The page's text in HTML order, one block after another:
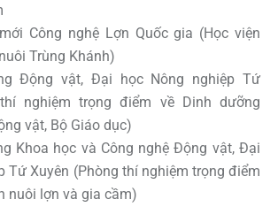
Công nghệ Lợn Quốc gia (Học viện
Trùng Khánh)
Động vật, Đại học Nông nghiệp Tứ
nghiệm trọng điểm về Dinh dưỡng
vật, Bộ Giáo dục)
Khoa học và Công nghệ Động vật, Đại
Tứ Xuyên (Phòng thí nghiệm trọng điểm
nuôi lợn và gia cầm)